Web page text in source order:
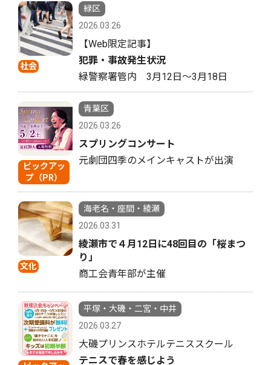
社会
緑区
2026.03.26
【Web限定記事】
犯罪・事故発生状況
緑警察署管内 3月12日〜3月18日
ピックアッ
プ（PR）
青葉区
2026.03.26
スプリングコンサート
元劇団四季のメインキャストが出演
文化
海老名・座間・綾瀬
2026.03.31
綾瀬市で４月12日に48回目の「桜まつ
り」
商工会青年部が主催
平塚・大磯・二宮・中井
2026.03.27
大磯プリンスホテルテニススクール
テニスで春を感じよう